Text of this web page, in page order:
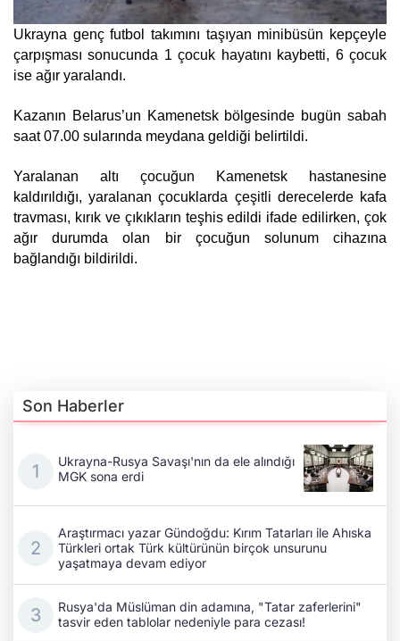
Ukrayna genç futbol takımını taşıyan minibüsün kepçeyle
çarpışması sonucunda 1 çocuk hayatını kaybetti, 6 çocuk
ise ağır yaralandı.
Kazanın Belarus’un Kamenetsk bölgesinde bugün sabah
saat 07.00 sularında meydana geldiği belirtildi.
Yaralanan altı çocuğun Kamenetsk hastanesine
kaldırıldığı, yaralanan çocuklarda çeşitli derecelerde kafa
travması, kırık ve çıkıkların teşhis edildi ifade edilirken, çok
ağır durumda olan bir çocuğun solunum cihazına
bağlandığı bildirildi.
Son Haberler
Ukrayna-Rusya Savaşı'nın da ele alındığı
MGK sona erdi
Araştırmacı yazar Gündoğdu: Kırım Tatarları ile Ahıska
Türkleri ortak Türk kültürünün birçok unsurunu
yaşatmaya devam ediyor
Rusya'da Müslüman din adamına, "Tatar zaferlerini"
tasvir eden tablolar nedeniyle para cezası!